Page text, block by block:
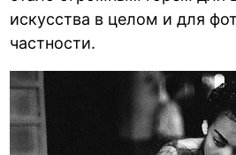
искусства в целом и для
частности.